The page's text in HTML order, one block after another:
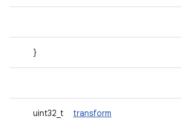
}
uint32_t transform